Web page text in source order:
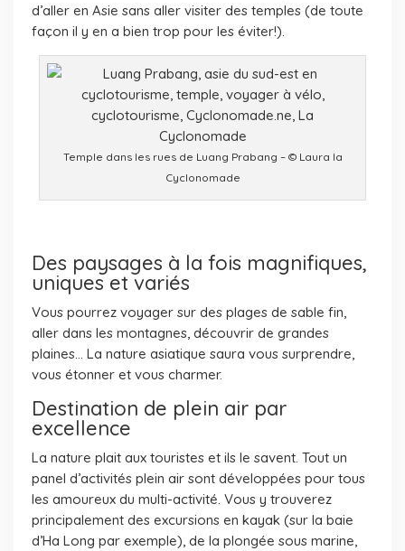
d’aller en Asie sans aller visiter des temples (de toute
façon il y en a bien trop pour les éviter!).
Temple dans les rues de Luang Prabang – © Laura la
Cyclonomade
Des paysages à la fois magnifiques,
uniques et variés
Vous pourrez voyager sur des plages de sable fin,
aller dans les montagnes, découvrir de grandes
plaines… La nature asiatique saura vous surprendre,
vous étonner et vous charmer.
Destination de plein air par
excellence
La nature plait aux touristes et ils le savent. Tout un
panel d’activités plein air sont développées pour tous
les amoureux du multi-activité. Vous y trouverez
principalement des excursions en kayak (sur la baie
d’Ha Long par exemple), de la plongée sous marine,